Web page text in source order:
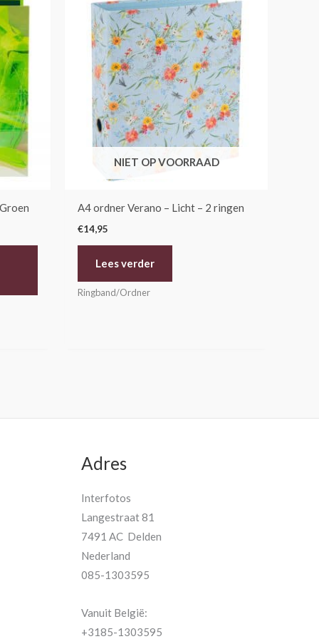
NIET OP VOORRAAD
A4 ordner Verano – Licht – 2 ringen
€14,95
Lees verder
Ringband/Ordner
Adres
Interfotos
Langestraat 81
7491 AC Delden
Nederland
085-1303595
Vanuit België:
+3185-1303595